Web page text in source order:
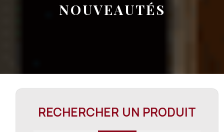
NOUVEAUTÉS
RECHERCHER UN PRODUIT